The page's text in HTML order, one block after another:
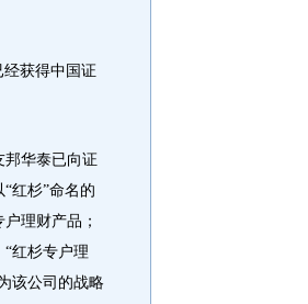
获得中国证
华泰已向证
红杉”命名的
理财产品；
红杉专户理
该公司的战略